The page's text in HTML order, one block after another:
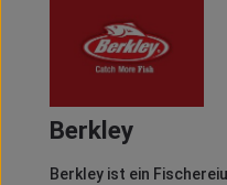
Berkley
Berkleyist ein